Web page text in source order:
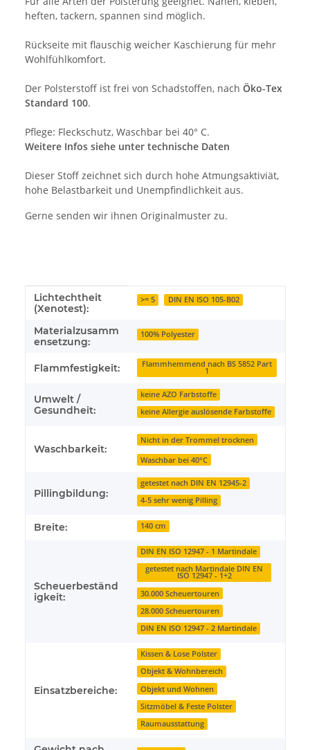
heften, tackern, spannen sind möglich.
Rückseite mit flauschig weicher Kaschierung für mehr
Wohlfühlkomfort.
Der Polsterstoff ist frei von Schadstoffen, nach Öko-Tex
Standard 100.
Pflege: Fleckschutz, Waschbar bei 40° C.
Weitere Infos siehe unter technische Daten
Dieser Stoff zeichnet sich durch hohe Atmungsaktiviät,
hohe Belastbarkeit und Unempfindlichkeit aus.
Gerne senden wir ihnen Originalmuster zu.
Produkteigenschaft
Wert
Lichtechtheit
(Xenotest):
>= 5 DIN EN ISO 105-B02
Materialzusamm
ensetzung:
100% Polyester
Flammfestigkeit: Flammhemmend nach BS 5852 Part
1
Umwelt /
Gesundheit:
keine AZO Farbstoffe
keine Allergie auslösende Farbstoffe
Waschbarkeit:
Nicht in der Trommel trocknen
Waschbar bei 40°C
Pillingbildung:
getestet nach DIN EN 12945-2
4-5 sehr wenig Pilling
Breite: 140 cm
Scheuerbeständ
igkeit:
DIN EN ISO 12947 - 1 Martindale
getestet nach Martindale DIN EN
ISO 12947 - 1+2
30.000 Scheuertouren
28.000 Scheuertouren
DIN EN ISO 12947 - 2 Martindale
Einsatzbereiche:
Kissen & Lose Polster
Objekt & Wohnbereich
Objekt und Wohnen
Sitzmöbel & Feste Polster
Raumausstattung